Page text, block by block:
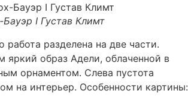
I Густав Климт
работа разделена на две части.
яркий образ Адели, облаченной в
орнаментом. Слева пустота
на интерьер. Особенности картины: